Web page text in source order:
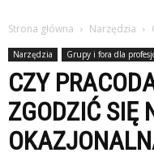
Strona główna Narzędzia
Narzędzia Grupy i fora dla
CZY
ZGODZIĆ SIĘ